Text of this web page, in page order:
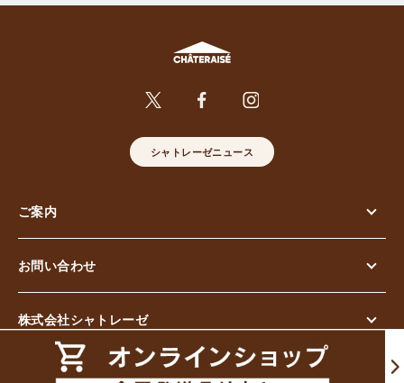
シャトレーゼニュース
ご案内
お問い合わせ
株式会社シャトレーゼ
© Chateraise Co.,Ltd. All Rights Reserved.